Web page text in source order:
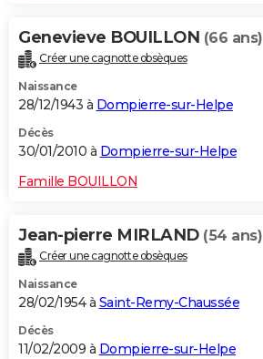
Genevieve BOUILLON (66 ans)
Créer une cagnotte obsèques
Naissance
28/12/1943 à Dompierre-sur-Helpe
Décès
30/01/2010 à Dompierre-sur-Helpe
Famille BOUILLON
Jean-pierre MIRLAND (54 ans)
Créer une cagnotte obsèques
Naissance
28/02/1954 à Saint-Remy-Chaussée
Décès
11/02/2009 à Dompierre-sur-Helpe